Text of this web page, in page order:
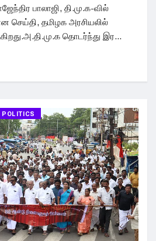
பாலாஜி, தி.மு.க-வில்
செய்தி, தமிழக அரசியலில்
தொடர்ந்து இர...
POLITICS